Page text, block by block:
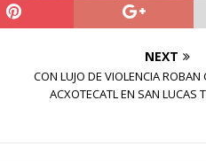
NEXT
CON LUJO DE VIOLENCIA ROBAN
ACXOTECATL EN SAN LUCAS